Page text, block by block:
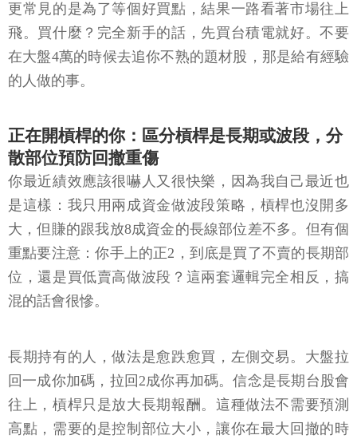
更常見的是為了等個好買點，結果一路看著市場往上
飛。買什麼？完全新手的話，先買台積電就好。不要
在大盤4萬的時候去追你不熟的題材股，那是給有經驗
的人做的事。
正在開槓桿的你：區分槓桿是長期或波段，分
散部位預防回撤重傷
你最近績效應該很嚇人又很快樂，因為我自己最近也
是這樣：我只用兩成資金做波段策略，槓桿也沒開多
大，但賺的跟我放8成資金的長線部位差不多。但有個
重點要注意：你手上的正2，到底是買了不賣的長期部
位，還是買低賣高做波段？這兩套邏輯完全相反，搞
混的話會很慘。
長期持有的人，做法是愈跌愈買，左側交易。大盤拉
回一成你加碼，拉回2成你再加碼。信念是長期台股會
往上，槓桿只是放大長期報酬。這種做法不需要預測
高點，需要的是控制部位大小，讓你在最大回撤的時